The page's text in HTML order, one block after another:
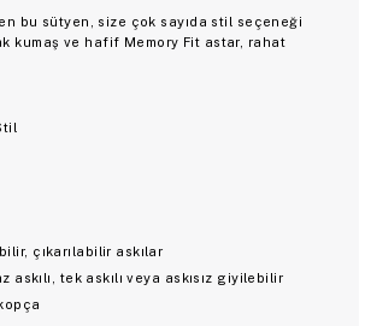
bu sütyen, size çok sayıda stil seçeneği
kumaş ve hafif Memory Fit astar, rahat
çıkarılabilir askılar
askılı, tek askılı veya askısız giyilebilir